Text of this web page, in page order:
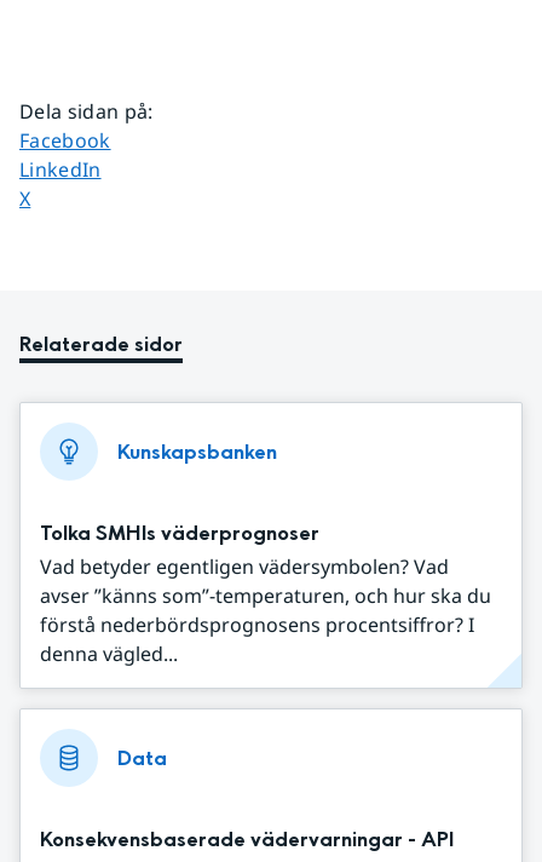
Dela sidan på:
Dela sidan på
Facebook
Dela sidan på
LinkedIn
Dela sidan på
X
Relaterade sidor
Kunskapsbanken
Tolka SMHIs väderprognoser
Vad betyder egentligen vädersymbolen? Vad
avser ”känns som”-temperaturen, och hur ska du
förstå nederbördsprognosens procentsiffror? I
denna vägled...
Data
Konsekvensbaserade vädervarningar - API